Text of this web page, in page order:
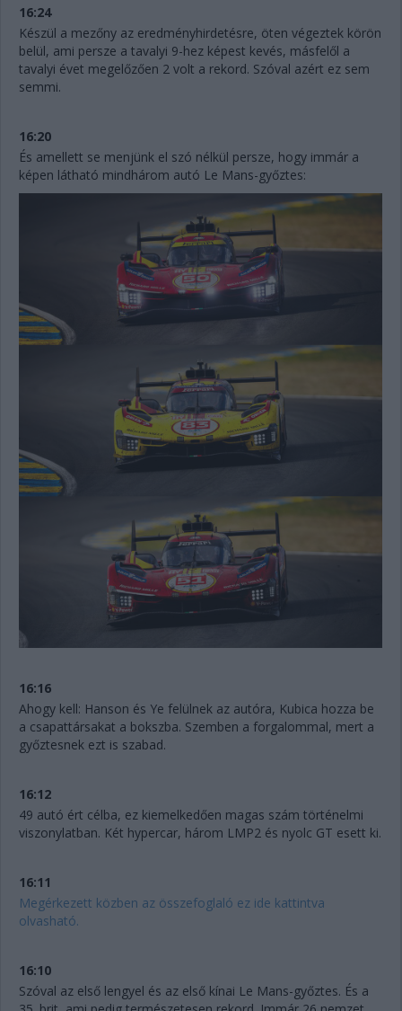
16:24
Készül a mezőny az eredményhirdetésre, öten végeztek körön
belül, ami persze a tavalyi 9-hez képest kevés, másfelől a
tavalyi évet megelőzően 2 volt a rekord. Szóval azért ez sem
semmi.
16:20
És amellett se menjünk el szó nélkül persze, hogy immár a
képen látható mindhárom autó Le Mans-győztes:
16:16
Ahogy kell: Hanson és Ye felülnek az autóra, Kubica hozza be
a csapattársakat a bokszba. Szemben a forgalommal, mert a
győztesnek ezt is szabad.
16:12
49 autó ért célba, ez kiemelkedően magas szám történelmi
viszonylatban. Két hypercar, három LMP2 és nyolc GT esett ki.
16:11
Megérkezett közben az összefoglaló ez ide kattintva
olvasható.
16:10
Szóval az első lengyel és az első kínai Le Mans-győztes. És a